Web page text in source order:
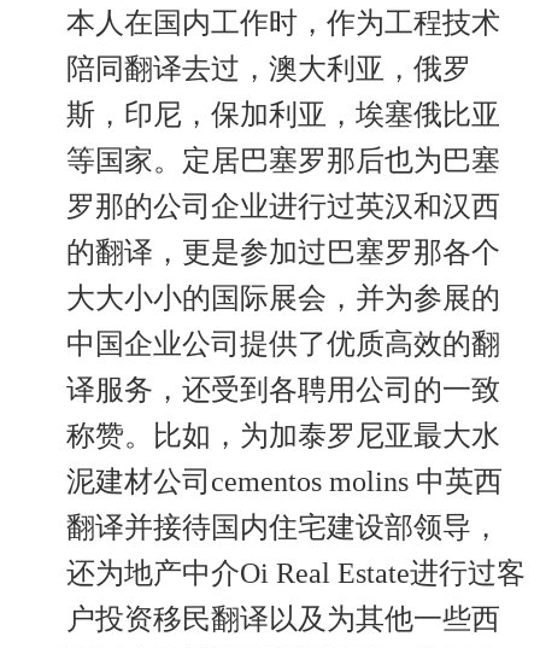
本人在国内工作时，作为工程技术
陪同翻译去过，澳大利亚，俄罗
斯，印尼，保加利亚，埃塞俄比亚
等国家。定居巴塞罗那后也为巴塞
罗那的公司企业进行过英汉和汉西
的翻译，更是参加过巴塞罗那各个
大大小小的国际展会，并为参展的
中国企业公司提供了优质高效的翻
译服务，还受到各聘用公司的一致
称赞。比如，为加泰罗尼亚最大水
泥建材公司cementos molins 中英西
翻译并接待国内住宅建设部领导，
还为地产中介Oi Real Estate进行过客
户投资移民翻译以及为其他一些西